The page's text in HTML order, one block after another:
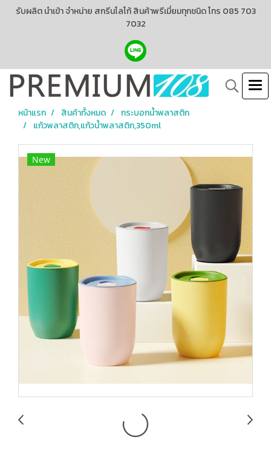
รับผลิต นำเข้า จำหน่าย สกรีนโลโก้ สินค้าพรีเมี่ยมทุกชนิด โทร 085 703
7032
หน้าแรก สินค้าทั้งหมด
กระบอกน้ำพลาสติก
แก้วพลาสติก,แก้วน้ำพลาสติก,350ml
New